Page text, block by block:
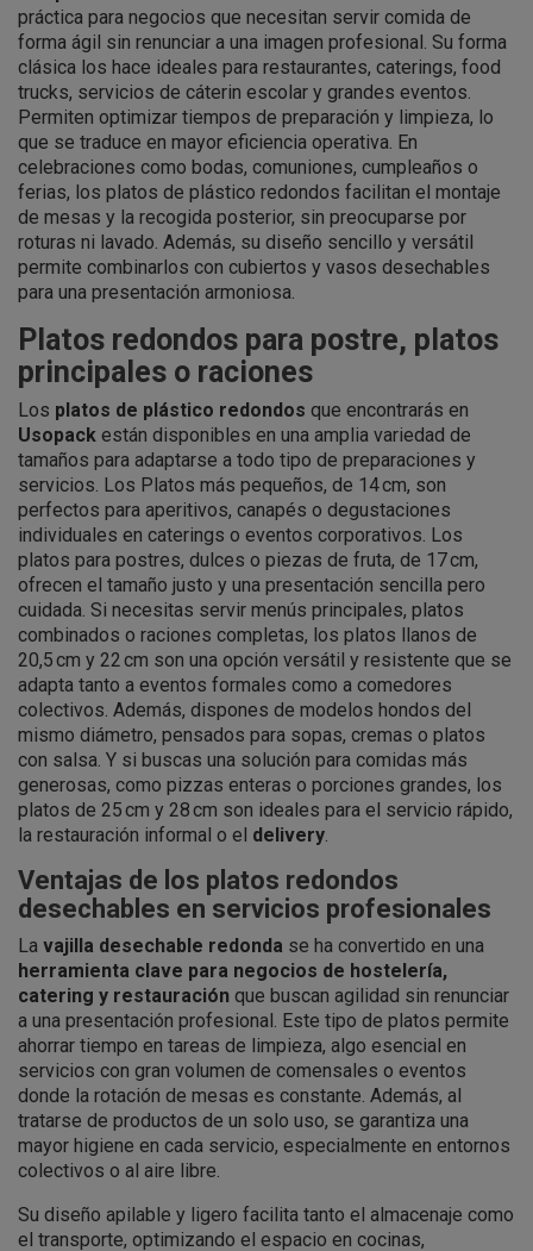
práctica para negocios que necesitan servir comida de
forma ágil sin renunciar a una imagen profesional. Su forma
clásica los hace ideales para restaurantes, caterings, food
trucks, servicios de cáterin escolar y grandes eventos.
Permiten optimizar tiempos de preparación y limpieza, lo
que se traduce en mayor eficiencia operativa. En
celebraciones como bodas, comuniones, cumpleaños o
ferias, los platos de plástico redondos facilitan el montaje
de mesas y la recogida posterior, sin preocuparse por
roturas ni lavado. Además, su diseño sencillo y versátil
permite combinarlos con cubiertos y vasos desechables
para una presentación armoniosa.
Platos redondos para postre, platos
principales o raciones
Los platos de plástico redondos que encontrarás en
Usopack están disponibles en una amplia variedad de
tamaños para adaptarse a todo tipo de preparaciones y
servicios. Los Platos más pequeños, de 14 cm, son
perfectos para aperitivos, canapés o degustaciones
individuales en caterings o eventos corporativos. Los
platos para postres, dulces o piezas de fruta, de 17 cm,
ofrecen el tamaño justo y una presentación sencilla pero
cuidada. Si necesitas servir menús principales, platos
combinados o raciones completas, los platos llanos de
20,5 cm y 22 cm son una opción versátil y resistente que se
adapta tanto a eventos formales como a comedores
colectivos. Además, dispones de modelos hondos del
mismo diámetro, pensados para sopas, cremas o platos
con salsa. Y si buscas una solución para comidas más
generosas, como pizzas enteras o porciones grandes, los
platos de 25 cm y 28 cm son ideales para el servicio rápido,
la restauración informal o el delivery.
Ventajas de los platos redondos
desechables en servicios profesionales
La vajilla desechable redonda se ha convertido en una
herramienta clave para negocios de hostelería,
catering y restauración que buscan agilidad sin renunciar
a una presentación profesional. Este tipo de platos permite
ahorrar tiempo en tareas de limpieza, algo esencial en
servicios con gran volumen de comensales o eventos
donde la rotación de mesas es constante. Además, al
tratarse de productos de un solo uso, se garantiza una
mayor higiene en cada servicio, especialmente en entornos
colectivos o al aire libre.
Su diseño apilable y ligero facilita tanto el almacenaje como
el transporte, optimizando el espacio en cocinas,